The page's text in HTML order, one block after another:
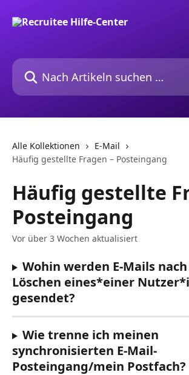
Nach Artikeln suchen …
Alle Kollektionen
E-Mail
Häufig gestellte Fragen – Posteingang
Häufig gestellte
Posteingang
Vor über 3 Wochen aktualisiert
Wohin werden E-Mails
Löschen eines*einer
gesendet?
Wie trenne ich meinen
synchronisierten E-Mail-
Posteingang/mein Postfach?